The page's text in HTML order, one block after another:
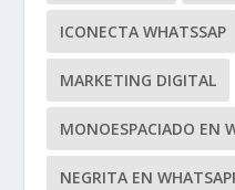
ICONECTA WHATSSAP
MARKETING DIGITAL
MONOESPACIADO EN
NEGRITA EN